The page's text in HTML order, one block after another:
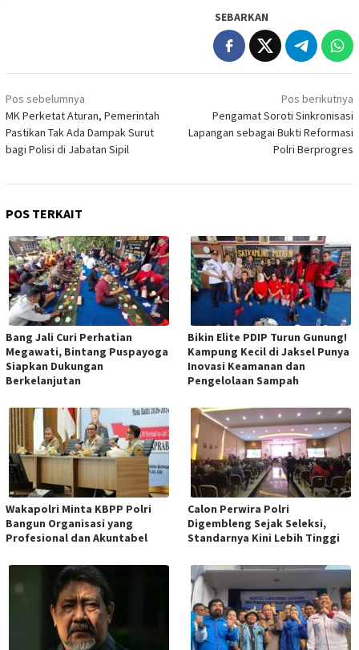
SEBARKAN
Navigasi
pos
Pos sebelumnya
MK Perketat Aturan, Pemerintah
Pastikan Tak Ada Dampak Surut
bagi Polisi di Jabatan Sipil
Pos berikutnya
Pengamat Soroti Sinkronisasi
Lapangan sebagai Bukti Reformasi
Polri Berprogres
POS TERKAIT
Bang Jali Curi Perhatian
Megawati, Bintang Puspayoga
Siapkan Dukungan
Berkelanjutan
Bikin Elite PDIP Turun Gunung!
Kampung Kecil di Jaksel Punya
Inovasi Keamanan dan
Pengelolaan Sampah
Wakapolri Minta KBPP Polri
Bangun Organisasi yang
Profesional dan Akuntabel
Calon Perwira Polri
Digembleng Sejak Seleksi,
Standarnya Kini Lebih Tinggi